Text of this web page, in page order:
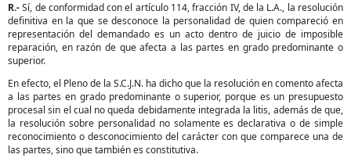
R.-Sí, de conformidad con el artículo 114, fracción IV, de la L.A., la resolución
definitiva en la que se desconoce la personalidad de quien compareció en
representación del demandado es un acto dentro de juicio de imposible
reparación, en razón de que afecta a las partes en grado predominante o
superior.
En efecto, el Pleno de la S.C.J.N. ha dicho que la resolución en comento afecta
a las partes en grado predominante o superior, porque es un presupuesto
procesal sin el cual no queda debidamente integrada la litis, además de que,
la resolución sobre personalidad no solamente es declarativa o de simple
reconocimiento o desconocimiento del carácter con que comparece una de
las partes, sino que también es constitutiva.